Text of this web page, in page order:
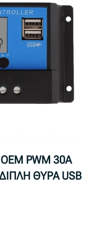
PWM 30A
ΘΥΡΑ USB